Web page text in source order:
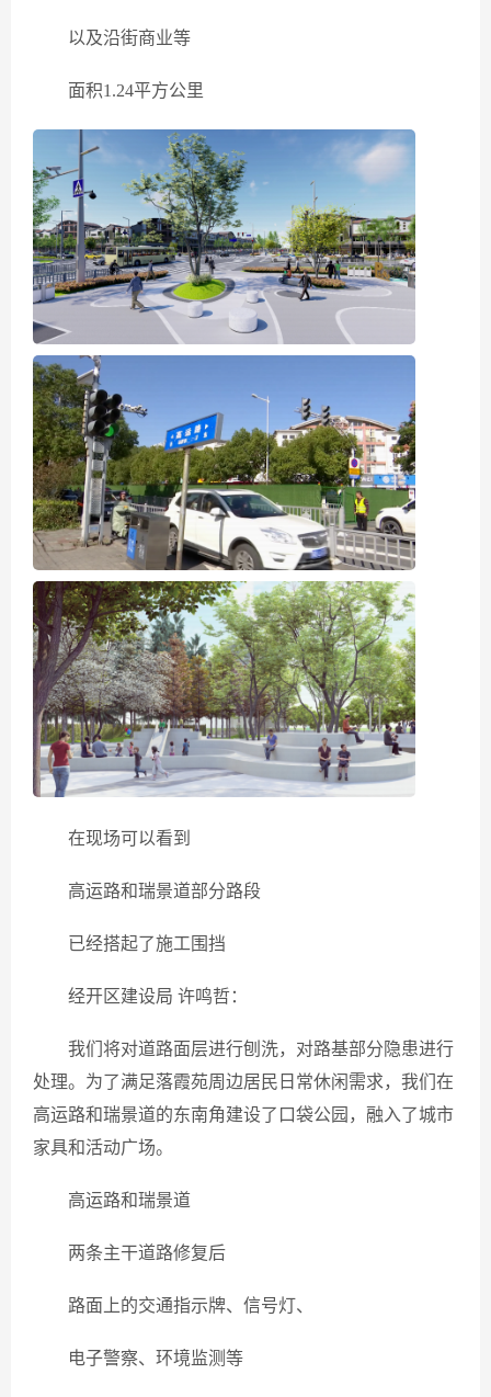
以及沿街商业等
面积1.24平方公里
在现场可以看到
高运路和瑞景道部分路段
已经搭起了施工围挡
经开区建设局 许鸣哲：
我们将对道路面层进行刨洗，对路基部分隐患进行
处理。为了满足落霞苑周边居民日常休闲需求，我们在
高运路和瑞景道的东南角建设了口袋公园，融入了城市
家具和活动广场。
高运路和瑞景道
两条主干道路修复后
路面上的交通指示牌、信号灯、
电子警察、环境监测等